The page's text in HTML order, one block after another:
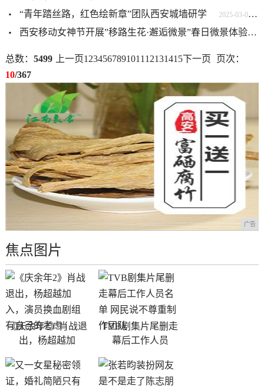
“青年踏丝路，红色绘新章”团队西安城墙研学 2025-03-09 15:55:29
西安移动女神节开展”移路生花·邂逅微景”春日微景体验活动
总数： 5499 上一页1 234567891011 12131415下一页
页次：
10/367
广告
焦点图片
《庆余年2》肖战退
出，杨超越加
TVB剧集片尾删走
幕后工作人员